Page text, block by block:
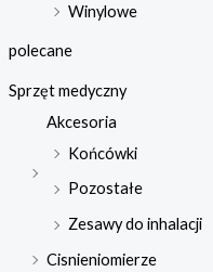
Winylowe
polecane
Sprzęt medyczny
Akcesoria
Końcówki
Pozostałe
Zesawy do inhalacji
Cisnieniomierze